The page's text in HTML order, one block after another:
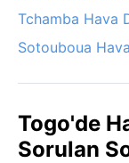
Tchamba Hava
Sotouboua
Togo'de
Sorulan